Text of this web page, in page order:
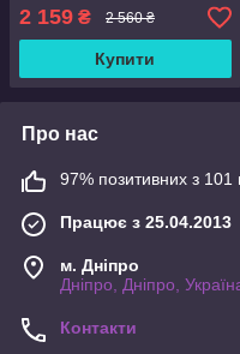
2 159 ₴ 2 560 ₴
Купити
Про нас
97% позитивних з 101
Працює з 25.04.2013
м. Дніпро
Дніпро, Дніпро,
Контакти